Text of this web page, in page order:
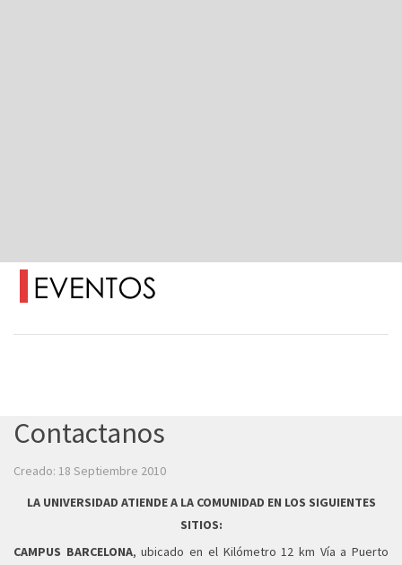
Contactanos
Creado: 18 Septiembre 2010
LA UNIVERSIDAD ATIENDE A LA COMUNIDAD EN LOS SIGUIENTES
SITIOS:
CAMPUS BARCELONA, ubicado en el Kilómetro 12 km Vía a Puerto